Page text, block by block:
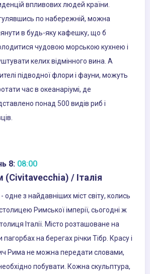
впливових людей країни.
по набережній, можна
в будь-яку кафешку, що б
чудовою морською кухнею і
келих відмінного вина. А
підводної флори і фауни, можуть
час в океанаріумі, де
понад 500 видів риб і
8: 08:00
(Civitavecchia) / Італія
одне з найдавніших міст світу, колись
Римської імперії, сьогодні ж
Італії. Місто розташоване на
пагорбах на берегах річки Тібр. Красу і
Рима не можна передати словами,
побувати. Кожна скульптура,